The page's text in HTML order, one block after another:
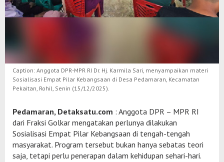
Caption: Anggota DPR-MPR RI Dr. Hj. Karmila Sari, menyampaikan materi
Sosialisasi Empat Pilar Kebangsaan di Desa Pedamaran, Kecamatan
Pekaitan, Rohil, Senin (15/12/2025).
Pedamaran, Detaksatu.com : Anggota DPR – MPR RI
dari Fraksi Golkar mengatakan perlunya dilakukan
Sosialisasi Empat Pilar Kebangsaan di tengah-tengah
masyarakat. Program tersebut bukan hanya sebatas teori
saja, tetapi perlu penerapan dalam kehidupan sehari-hari.